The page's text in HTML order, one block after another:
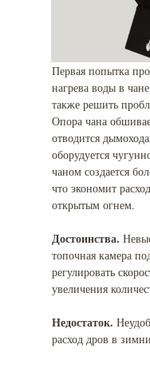
Первая попытка
нагрева воды в
также решить
Опора чана
отводится
оборудуется
чаном создается
что экономит
открытым огнем.
Достоинства.
топочная камера
регулировать
увеличения
Недостаток.
расход дров в